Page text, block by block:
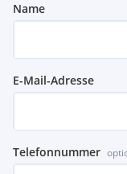
Name
E-Mail-Adresse
Telefonnummer